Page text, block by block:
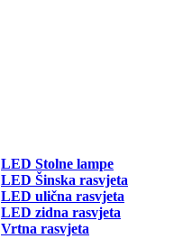
LED Stolne lampe
LED Šinska rasvjeta
LED ulična rasvjeta
LED zidna rasvjeta
Vrtna rasvjeta